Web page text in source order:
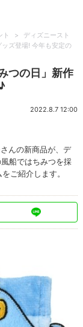
ト >
ディズニースト
ズ登場! 今年も安定の
つの日」新作
2022.8.7 12:00
んの新商品が、デ
船ではちみつを採
ご紹介します。